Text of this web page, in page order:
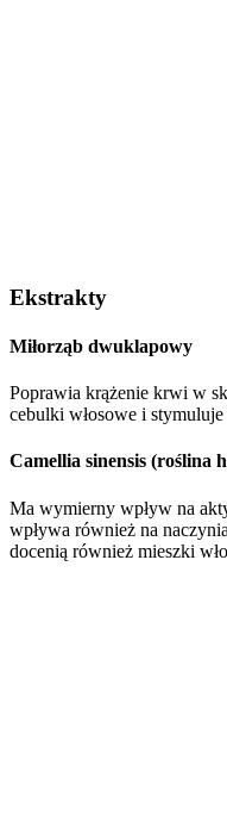
Ekstrakty
Miłorząb dwuklapowy
Poprawia krążenie krwi w
cebulki włosowe i
Camellia sinensis (roślina
Ma wymierny wpływ na
wpływa również na
docenią również mieszki